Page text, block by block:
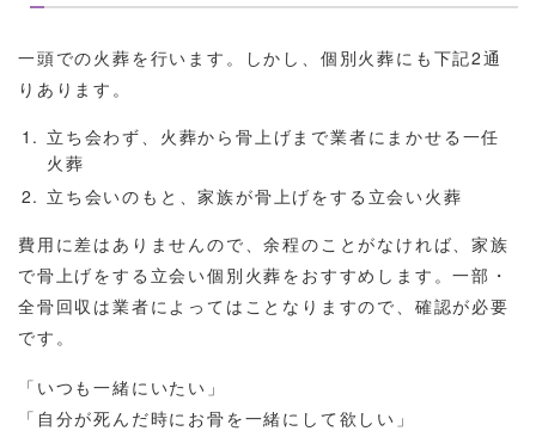
一頭での火葬を行います。しかし、個別火葬にも下記2通
りあります。
立ち会わず、火葬から骨上げまで業者にまかせる一任
火葬
立ち会いのもと、家族が骨上げをする立会い火葬
費用に差はありませんので、余程のことがなければ、家族
で骨上げをする立会い個別火葬をおすすめします。一部・
全骨回収は業者によってはことなりますので、確認が必要
です。
「いつも一緒にいたい」
「自分が死んだ時にお骨を一緒にして欲しい」